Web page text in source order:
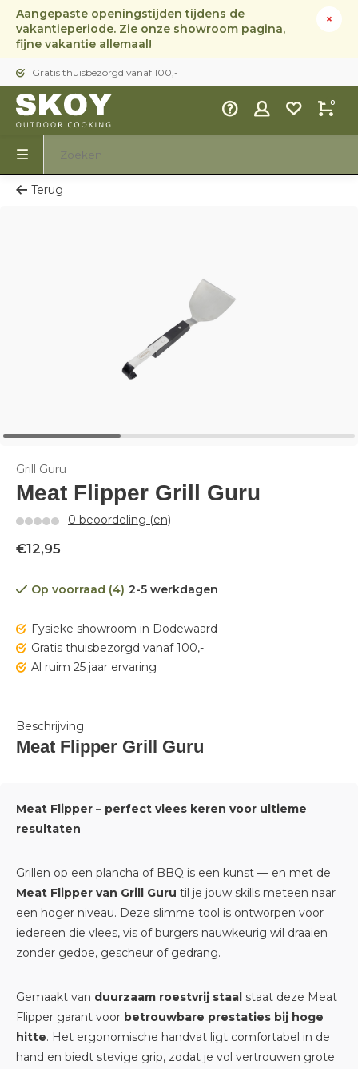
Aangepaste openingstijden tijdens de
vakantieperiode. Zie onze showroom pagina,
fijne vakantie allemaal!
Gratis thuisbezorgd vanaf 100,-
0
Terug
Grill Guru
Meat Flipper Grill Guru
0 beoordeling (en)
€12,95
Op voorraad (4) 2-5 werkdagen
Fysieke showroom in Dodewaard
Gratis thuisbezorgd vanaf 100,-
Al ruim 25 jaar ervaring
Beschrijving
Meat Flipper Grill Guru
Meat Flipper – perfect vlees keren voor ultieme
resultaten
Grillen op een plancha of BBQ is een kunst — en met de
Meat Flipper van Grill Guru til je jouw skills meteen naar
een hoger niveau. Deze slimme tool is ontworpen voor
iedereen die vlees, vis of burgers nauwkeurig wil draaien
zonder gedoe, gescheur of gedrang.
Gemaakt van duurzaam roestvrij staal staat deze Meat
Flipper garant voor betrouwbare prestaties bij hoge
hitte. Het ergonomische handvat ligt comfortabel in de
hand en biedt stevige grip, zodat je vol vertrouwen grote